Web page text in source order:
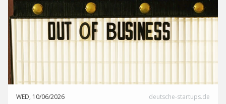
WED, 10/06/2026 deutsche-startups.de